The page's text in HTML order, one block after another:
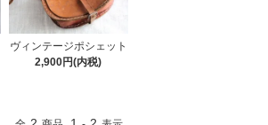
ヴィンテージポシェット
2,900円(内税)